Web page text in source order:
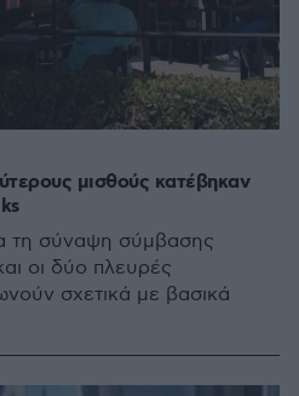
μισθούς κατέβηκαν
τη σύναψη σύμβασης
οι δύο πλευρές
σχετικά με βασικά